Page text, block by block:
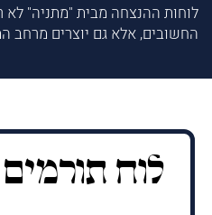
לוחות ההנצחה מבית "מתניה" לא
החשובים, אלא גם יוצרים מרחב
לוח